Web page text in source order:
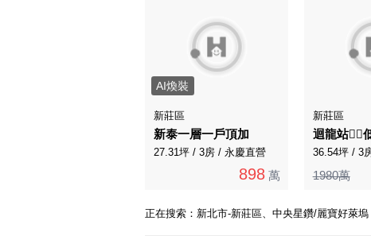
AI煥裝
新莊區
新泰一層一戶頂加
27.31坪 / 3房 / 永慶直營
898 萬
新莊區
36.54坪 / 3
1980萬
正在搜索： 新北市-新莊區、中央星鑽/麗寶好萊塢